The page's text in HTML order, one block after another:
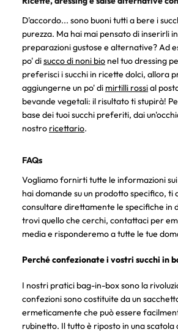
D'accordo... sono buoni tutti a bere i
purezza. Ma hai mai pensato di inserirli
preparazioni gustose e alternative? Ad
po' disucco di noni bio nel tuo dressing
preferisci i succhi in ricette dolci, allora
aggiungerne un po' di mirtilli rossial
bevande vegetali: il risultato ti stupirà!
base dei tuoi succhi preferiti, dai
nostro ricettario.
FAQs
Vogliamo fornirti tutte le informazioni sui
hai domande su un prodotto specifico, ti
consultare direttamente le specifiche in
trovi quello che cerchi, contattaci per
media e risponderemo a tutte le tue
Perché confezionate i vostri succhi in
I nostri pratici bag-in-box sono la
confezioni sono costituite da un
ermeticamente che può essere
rubinetto. Il tutto è riposto in una scatola